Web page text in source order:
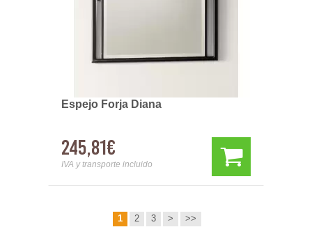
Espejo Forja Diana
245,81€
IVA y transporte incluido
1 2 3 > >>